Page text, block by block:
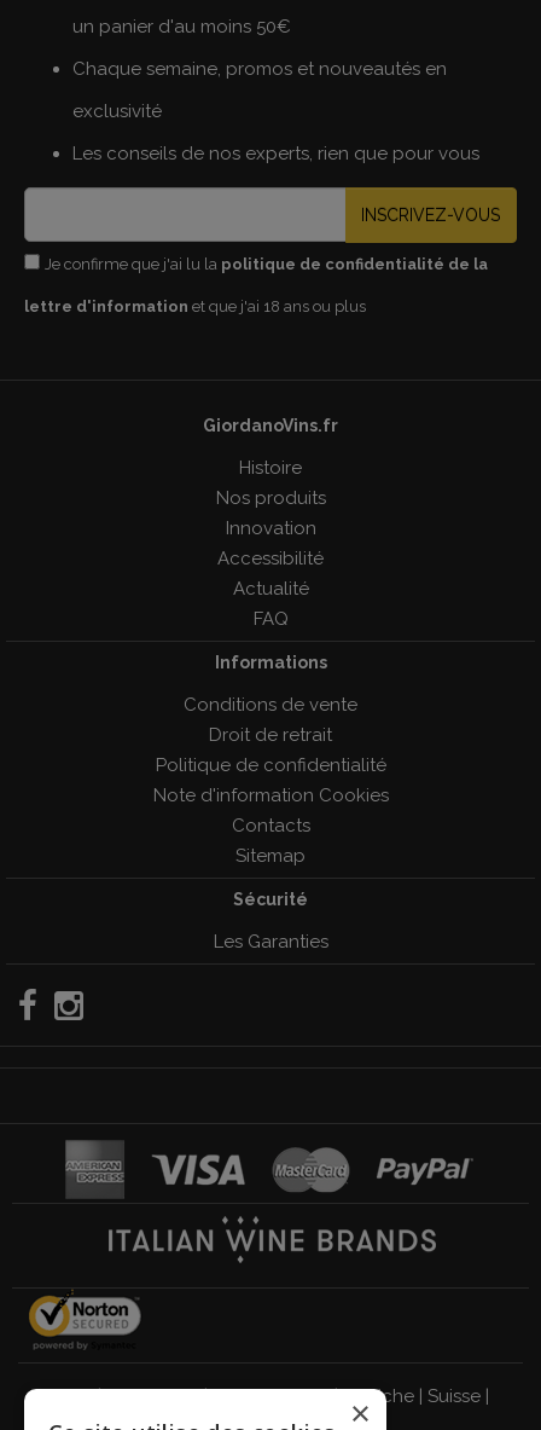
un panier d'au moins 50€
Chaque semaine, promos et nouveautés en
exclusivité
Les conseils de nos experts, rien que pour vous
INSCRIVEZ-VOUS
Je confirme que j'ai lu la politique de confidentialité de la
lettre d'information et que j'ai 18 ans ou plus
GiordanoVins.fr
Histoire
Nos produits
Innovation
Accessibilité
Actualité
FAQ
Informations
Conditions de vente
Droit de retrait
Politique de confidentialité
Note d'information Cookies
Contacts
Sitemap
Sécurité
Les Garanties
Autriche| Suisse|
×